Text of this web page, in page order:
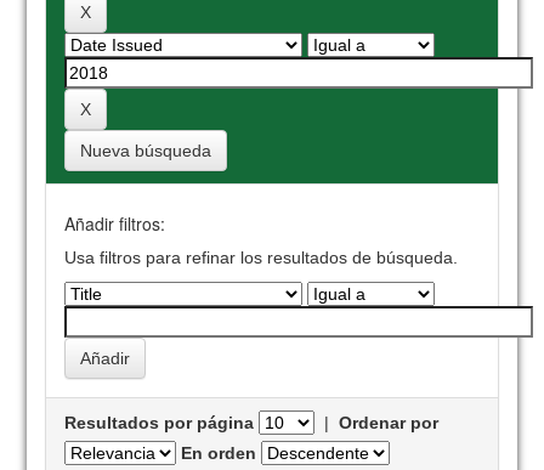
Nueva búsqueda
Añadir filtros:
Usa filtros para refinar los resultados de búsqueda.
Resultados por página |Ordenar por
En orden